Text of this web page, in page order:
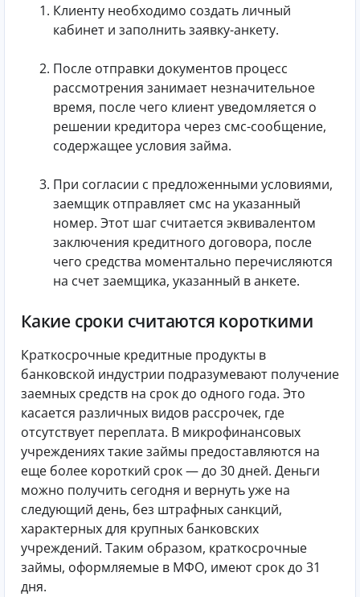
Клиенту необходимо создать личный
кабинет и заполнить заявку-анкету.
После отправки документов процесс
рассмотрения занимает незначительное
время, после чего клиент уведомляется о
решении кредитора через смс-сообщение,
содержащее условия займа.
При согласии с предложенными условиями,
заемщик отправляет смс на указанный
номер. Этот шаг считается эквивалентом
заключения кредитного договора, после
чего средства моментально перечисляются
на счет заемщика, указанный в анкете.
Какие сроки считаются короткими
Краткосрочные кредитные продукты в
банковской индустрии подразумевают получение
заемных средств на срок до одного года. Это
касается различных видов рассрочек, где
отсутствует переплата. В микрофинансовых
учреждениях такие займы предоставляются на
еще более короткий срок — до 30 дней. Деньги
можно получить сегодня и вернуть уже на
следующий день, без штрафных санкций,
характерных для крупных банковских
учреждений. Таким образом, краткосрочные
займы, оформляемые в МФО, имеют срок до 31
дня.